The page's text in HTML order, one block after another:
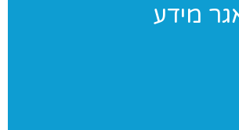
מידע
מידע בנושאי התעמלות